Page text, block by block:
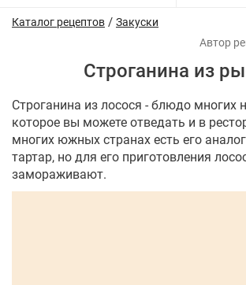
Каталог рецептов / Закуски
Строганина из
Строганина из лосося - блюдо многих
которое вы можете отведать и в
многих южных странах есть его
тартар, но для его приготовления
замораживают.